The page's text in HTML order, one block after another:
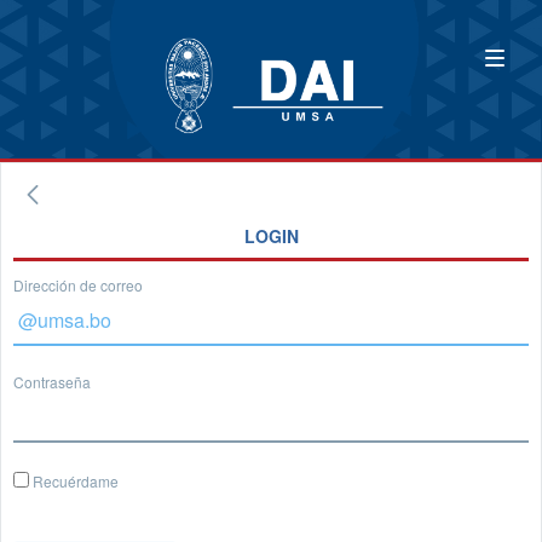
LOGIN
Dirección de correo
Contraseña
Recuérdame